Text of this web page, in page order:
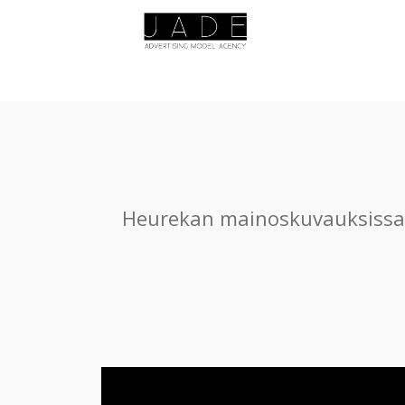
Heurekan